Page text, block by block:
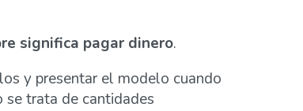
significa pagar dinero.
y presentar el modelo cuando
se trata de cantidades